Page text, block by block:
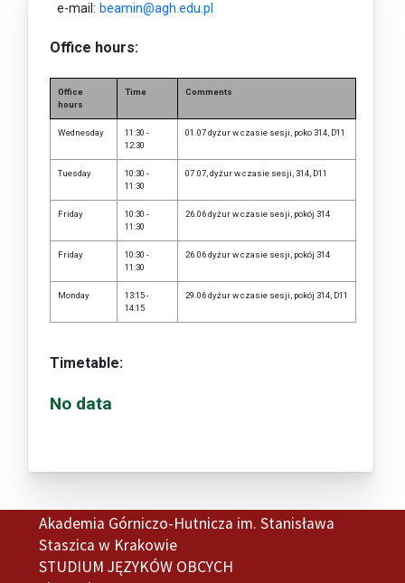
e-mail: beamin@agh.edu.pl
Office hours:
Office
hours
Time Comments
Wednesday
11:30 -
12:30
01.07 dyżur w czasie sesji, poko 314, D11
Tuesday
10:30 -
11:30
07.07, dyżur w czasie sesji, 314, D11
Friday
10:30 -
11:30
26.06 dyżur w czasie sesji, pokój 314
Friday
10:30 -
11:30
26.06 dyżur w czasie sesji, pokój 314
Monday
13:15 -
14:15
29.06 dyżur w czasie sesji, pokój 314, D11
Timetable:
No data
Akademia Górniczo-Hutnicza im. Stanisława
Staszica w Krakowie
STUDIUM JĘZYKÓW OBCYCH